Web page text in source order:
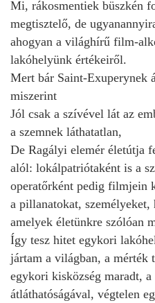
Mi, rákosmentiek büszkén
megtisztelő, de
ahogyan a világhírű film-
lakóhelyünk értékeiről.
Mert bár Saint-Exuperynek
miszerint
Jól csak a szívével lát az
a szemnek láthatatlan,
De Ragályi elemér életútja
alól: lokálpatriótaként is a
operatőrként pedig filmjein
a pillanatokat, személyeket,
amelyek életünkre szólóan
Így tesz hitet egykori
jártam a világban, a mérték
egykori kisközség maradt, a
átláthatóságával, végtelen